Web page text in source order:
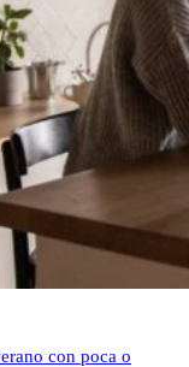
con poca o